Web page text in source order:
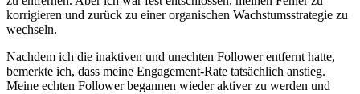
korrigieren und zurück zu einer organischen Wachstumsstrategie zu
wechseln.
Nachdem ich⁣ die inaktiven und unechten Follower entfernt hatte,
bemerkte ich,‌ dass meine Engagement-Rate tatsächlich anstieg.
Meine echten Follower begannen ​wieder aktiver zu werden‌ und